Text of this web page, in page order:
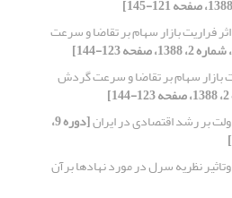
اثر فراریت بازار سهام بر تقاضا و سرعت
بازار سهام بر تقاضا و سرعت گردش
بر رشد اقتصادی در ایران [دوره 9،
نظریه سرل در مورد نهادها برآن